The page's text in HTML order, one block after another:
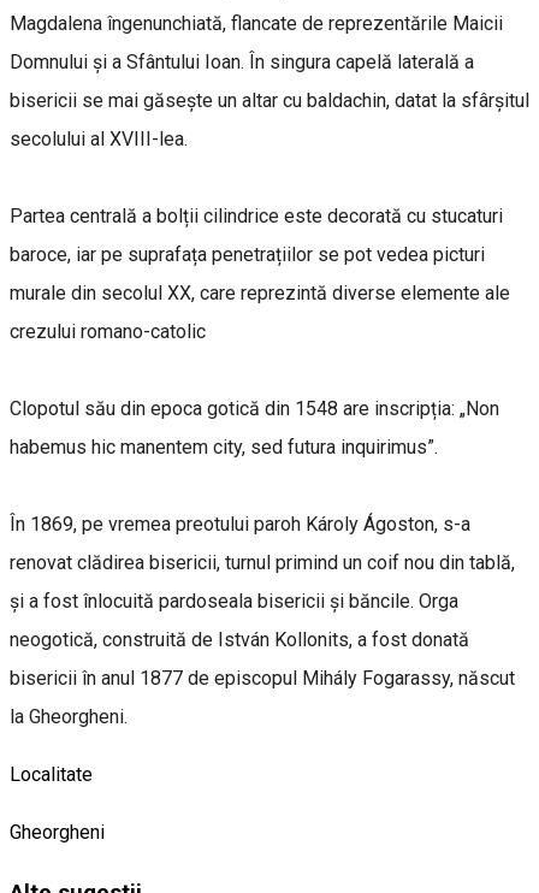
Magdalena îngenunchiată, flancate de reprezentările Maicii
Domnului și a Sfântului Ioan. În singura capelă laterală a
bisericii se mai găsește un altar cu baldachin, datat la sfârșitul
secolului al XVIII-lea.
Partea centrală a bolții cilindrice este decorată cu stucaturi
baroce, iar pe suprafața penetrațiilor se pot vedea picturi
murale din secolul XX, care reprezintă diverse elemente ale
crezului romano-catolic
Clopotul său din epoca gotică din 1548 are inscripția: „Non
habemus hic manentem city, sed futura inquirimus”.
În 1869, pe vremea preotului paroh Károly Ágoston, s-a
renovat clădirea bisericii, turnul primind un coif nou din tablă,
și a fost înlocuită pardoseala bisericii și băncile. Orga
neogotică, construită de István Kollonits, a fost donată
bisericii în anul 1877 de episcopul Mihály Fogarassy, născut
la Gheorgheni.
Localitate
Gheorgheni